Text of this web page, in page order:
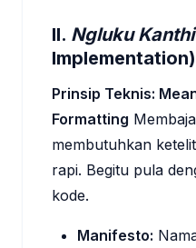
II. Ngluku
Implementation)
Prinsip Teknis:
Formatting
membutuhkan
rapi. Begitu pula
kode.
Manifesto: